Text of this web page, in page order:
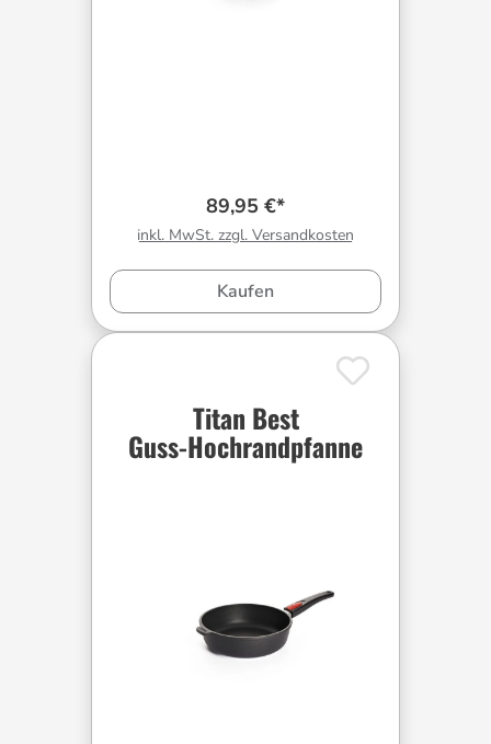
89,95 €*
inkl. MwSt. zzgl. Versandkosten
Kaufen
Titan Best
Guss-Hochrandpfanne